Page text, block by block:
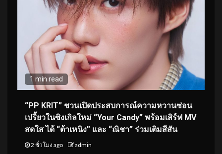
1 min read
“PP KRIT” ชวนเปิดประสบการณ์ความหวานซ่อน
เปรี้ยวในซิงเกิลใหม่ “Your Candy” พร้อมเสิร์ฟ MV
สดใส ได้ “ต้าเหนิง” และ “ณิชา” ร่วมเติมสีสัน
2 ชั่วโมง ago admin